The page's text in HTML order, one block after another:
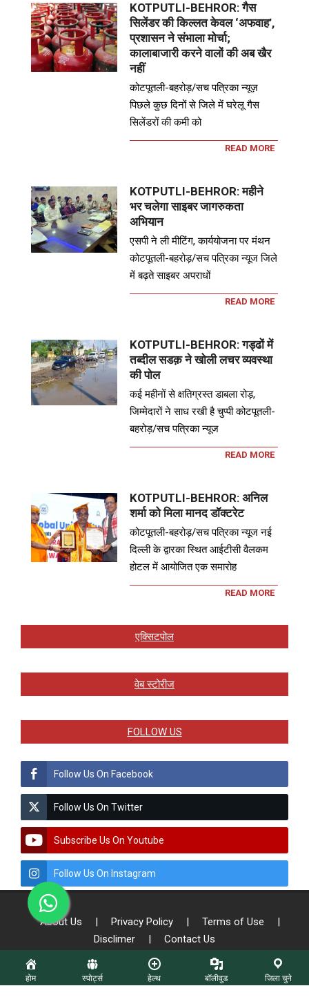
KOTPUTLI-BEHROR: गैस
सिलेंडर की किल्लत केवल ‘अफवाह’,
प्रशासन ने संभाला मोर्चा;
कालाबाजारी करने वालों की अब खैर
नहीं
कोटपूतली-बहरोड़/सच पत्रिका न्यूज़
पिछले कुछ दिनों से जिले में घरेलू गैस
सिलेंडरों की कमी को
READ MORE
KOTPUTLI-BEHROR: महीने
भर चलेगा साइबर जागरुकता
अभियान
एसपी ने ली मीटिंग, कार्ययोजना पर मंथन
कोटपूतली-बहरोड़/सच पत्रिका न्यूज जिले
में बढ़ते साइबर अपराधों
READ MORE
KOTPUTLI-BEHROR: गड्ढों में
तब्दील सडक़ ने खोली लचर व्यवस्था
की पोल
कई महीनों से क्षतिग्रस्त डाबला रोड़,
जिम्मेदारों ने साध रखी है चुप्पी कोटपूतली-
बहरोड़/सच पत्रिका न्यूज
READ MORE
KOTPUTLI-BEHROR: अनिल
शर्मा को मिला मानद डॉक्टरेट
कोटपूतली-बहरोड़/सच पत्रिका न्यूज नई
दिल्ली के द्वारका स्थित आईटीसी वैलकम
होटल में आयोजित एक समारोह
READ MORE
एक्सिटपोल
वेब स्टोरीज
FOLLOW US
Follow Us On Facebook
Follow Us On Twitter
Subscribe Us On Youtube
Follow Us On Instagram
About Us | Privacy Policy | Terms of Use
|
Disclimer
| Contact Us
© Copyright - 2026 All Right Reserved To Sach Patrika || Designed by:
होम स्पोर्ट्स हेल्थ बॉलीवुड जिला चुने